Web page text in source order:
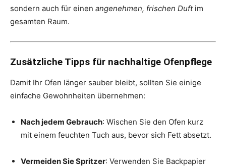
sondern auch für einen angenehmen, frischen Duftim
gesamten Raum.
Zusätzliche Tipps für nachhaltige Ofenpflege
Damit Ihr Ofen länger sauber bleibt, sollten Sie einige
einfache Gewohnheiten übernehmen:
Nach jedem Gebrauch: Wischen Sie den Ofen kurz
mit einem feuchten Tuch aus, bevor sich Fett absetzt.
Vermeiden Sie Spritzer: Verwenden Sie Backpapier